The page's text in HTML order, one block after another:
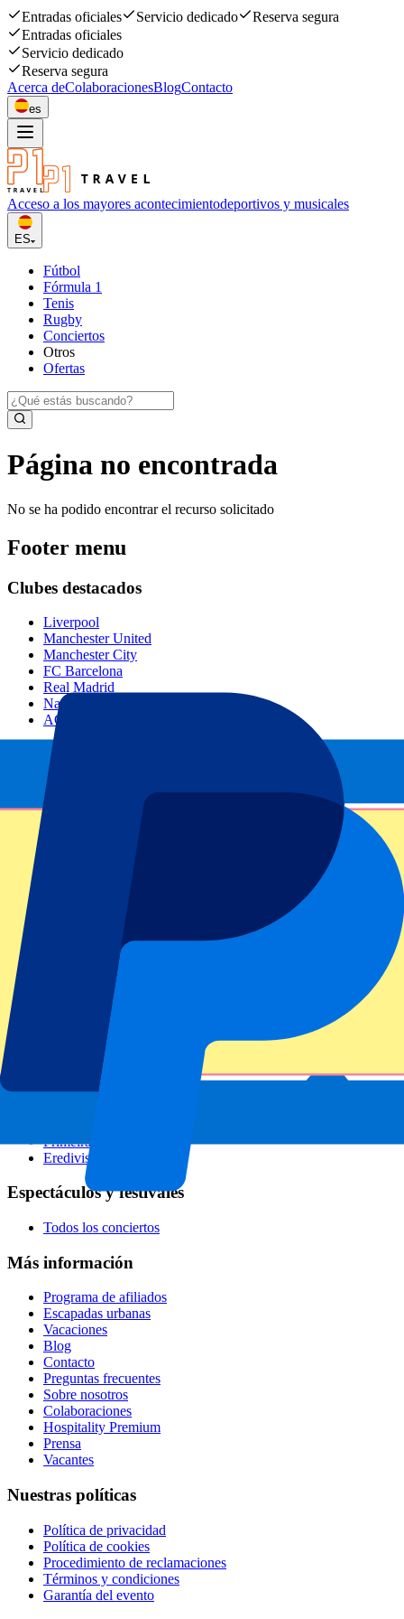
Entradas oficiales Servicio dedicado
Reserva segura
Entradas oficiales
Servicio dedicado
Reserva segura
Acerca deColaboracionesBlogContacto
es
Acceso a los mayores acontecimientodeportivos y musicales
ES
Fútbol
Fórmula 1
Tenis
Rugby
Conciertos
Otros
Ofertas
Página no encontrada
No se ha podido encontrar el recurso solicitado
Footer menu
Clubes destacados
Liverpool
Manchester United
Manchester City
FC Barcelona
Real Madrid
Napoli
AC Milan
Eventos populares
GP España
GP Países Bajos
Todos los deportes
Ligas de fútbol
Champions League
Premier League
Serie A
Primeira Liga
Eredivisie
Espectáculos y festivales
Todos los conciertos
Más información
Programa de afiliados
Escapadas urbanas
Vacaciones
Blog
Contacto
Preguntas frecuentes
Sobre nosotros
Colaboraciones
Hospitality Premium
Prensa
Vacantes
Nuestras políticas
Política de privacidad
Política de cookies
Procedimiento de reclamaciones
Términos y condiciones
Garantía del evento